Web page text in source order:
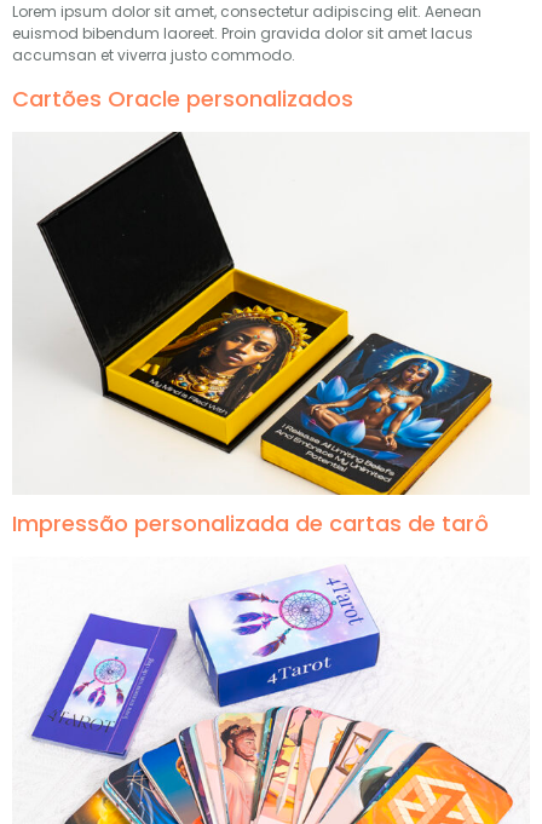
Lorem ipsum dolor sit amet, consectetur adipiscing elit. Aenean
euismod bibendum laoreet. Proin gravida dolor sit amet lacus
accumsan et viverra justo commodo.
Cartões Oracle personalizados
Impressão personalizada de cartas de tarô